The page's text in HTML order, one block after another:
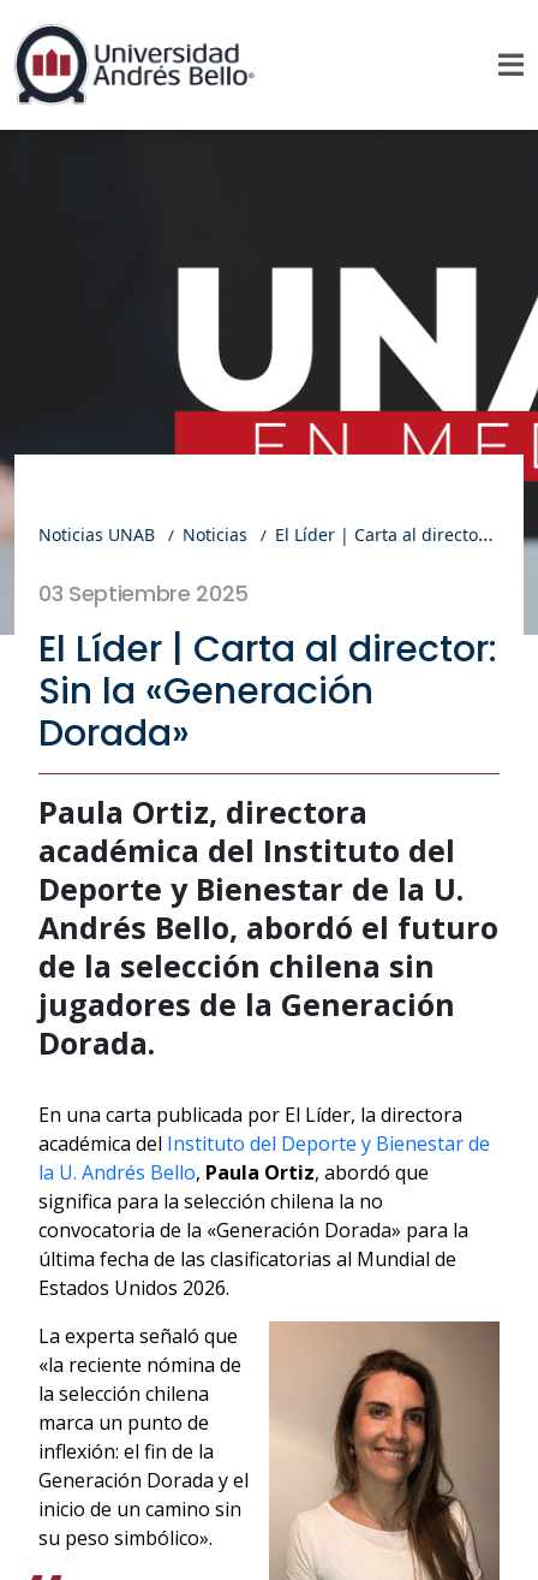
Noticias UNAB Noticias El Líder | Carta al director: Sin la «Generación Dorada»
03 Septiembre 2025
El Líder | Carta al director:
Sin la «Generación
Dorada»
Paula Ortiz, directora
académica del Instituto del
Deporte y Bienestar de la U.
Andrés Bello, abordó el futuro
de la selección chilena sin
jugadores de la Generación
Dorada.
En una carta publicada por El Líder, la directora
académica del Instituto del Deporte y Bienestar de
la U. Andrés Bello, Paula Ortiz, abordó que
significa para la selección chilena la no
convocatoria de la «Generación Dorada» para la
última fecha de las clasificatorias al Mundial de
Estados Unidos 2026.
La experta señaló que
«la reciente nómina de
la selección chilena
marca un punto de
inflexión: el fin de la
Generación Dorada y el
inicio de un camino sin
su peso simbólico».